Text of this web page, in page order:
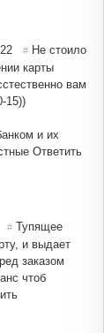
# Не стоило
карты
вам
15))
и их
Ответить
# Тупящее
и выдает
заказом
чтоб